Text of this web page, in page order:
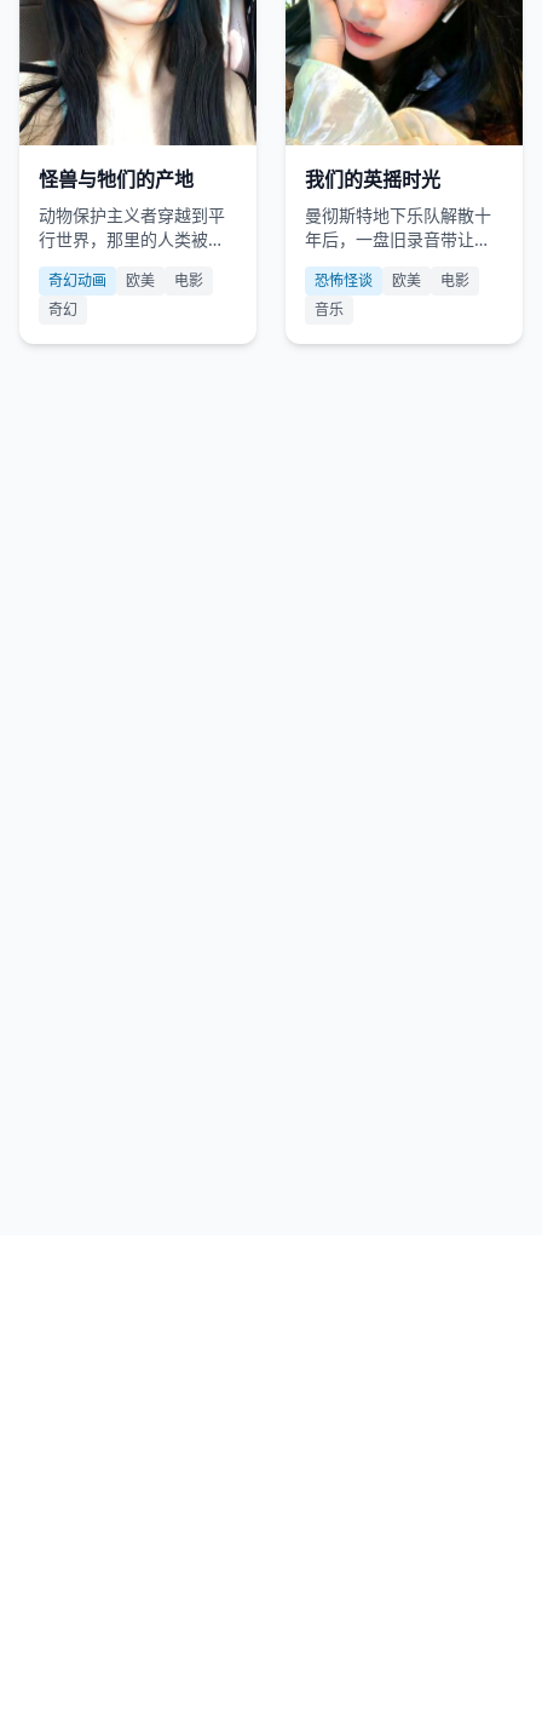
怪兽与牠们的产地
动物保护主义者穿越到平
行世界，那里的人类被关
在“人类保护区”。
奇幻动画 欧美
电影
奇幻
我们的英摇时光
曼彻斯特地下乐队解散十
年后，一盘旧录音带让他
们决定重写青春终章。
恐怖怪谈 欧美
电影
音乐